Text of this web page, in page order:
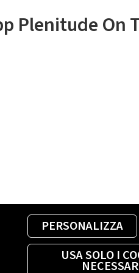
PERSONALIZZA
USA SOLO I
Plenitude On